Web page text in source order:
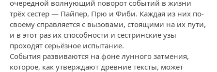
очередной волнующий поворот событий в жизни
трёх сестер — Пайпер, Прю и Фиби. Каждая из них по-
своему справляется с вызовами, стоящими на их пути,
и в этот раз их способности и сестринские узы
проходят серьёзное испытание.
События развиваются на фоне лунного затмения,
которое, как утверждают древние тексты, может